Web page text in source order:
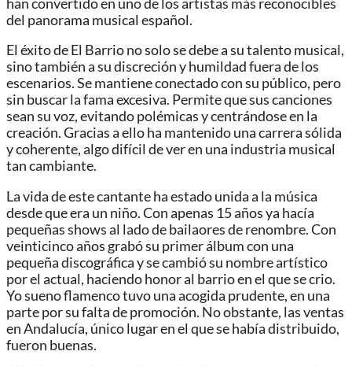
del panorama musical español.
El éxito de El Barrio no solo se debe a su talento musical,
sino también a su discreción y humildad fuera de los
escenarios. Se mantiene conectado con su público, pero
sin buscar la fama excesiva. Permite que sus canciones
sean su voz, evitando polémicas y centrándose en la
creación. Gracias a ello ha mantenido una carrera sólida
y coherente, algo difícil de ver en una industria musical
tan cambiante.
La vida de este cantante ha estado unida a la música
desde que era un niño. Con apenas 15 años ya hacía
pequeñas shows al lado de bailaores de renombre. Con
veinticinco años grabó su primer álbum con una
pequeña discográfica y se cambió su nombre artístico
por el actual, haciendo honor al barrio en el que se crio.
Yo sueno flamenco tuvo una acogida prudente, en una
parte por su falta de promoción. No obstante, las ventas
en Andalucía, único lugar en el que se había distribuido,
fueron buenas.